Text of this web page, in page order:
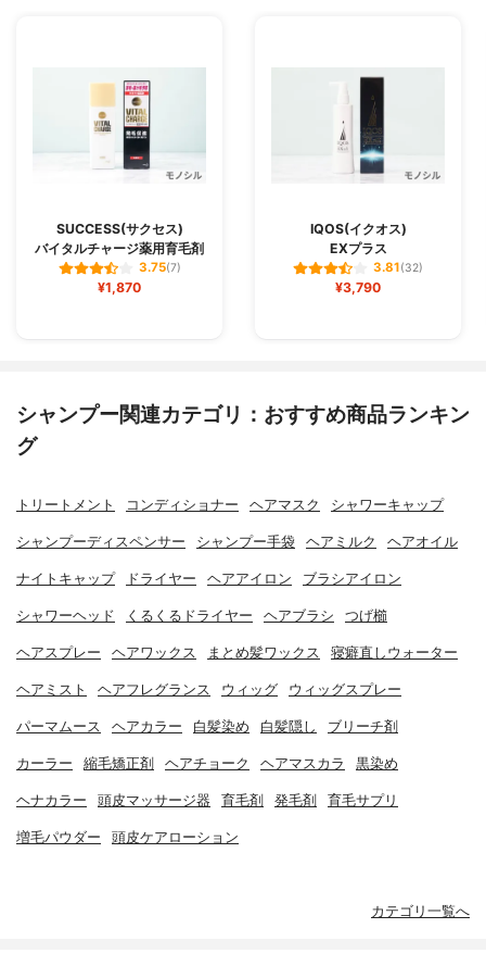
SUCCESS(サクセス)
バイタルチャージ薬用育毛剤
3.75(7)
¥1,870
IQOS(イクオス)
EXプラス
3.81(32)
¥3,790
シャンプー関連カテゴリ：おすすめ商品ランキン
グ
トリートメント コンディショナー ヘアマスク シャワーキャップ
シャンプーディスペンサー シャンプー手袋 ヘアミルク ヘアオイル
ナイトキャップ ドライヤー ヘアアイロン ブラシアイロン
シャワーヘッド くるくるドライヤー ヘアブラシ つげ櫛
ヘアスプレー ヘアワックス まとめ髪ワックス 寝癖直しウォーター
ヘアミスト ヘアフレグランス ウィッグ ウィッグスプレー
パーマムース ヘアカラー 白髪染め 白髪隠し ブリーチ剤
カーラー 縮毛矯正剤 ヘアチョーク ヘアマスカラ 黒染め
ヘナカラー 頭皮マッサージ器 育毛剤 発毛剤 育毛サプリ
増毛パウダー 頭皮ケアローション
カテゴリ一覧へ